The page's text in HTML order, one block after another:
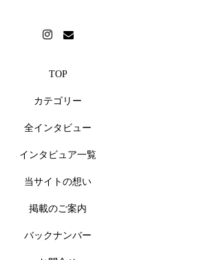
ことを期待しています。また、榎本さ
やすさは、インタビュー記事をより身
に伝える力となるでしょう。テレビと
榎本さんの発信力は、インタビュー記事
と信じています。
TOP
カテゴリー
全インタビュー
インタビュア一覧
当サイトの想い
掲載のご案内
バックナンバー